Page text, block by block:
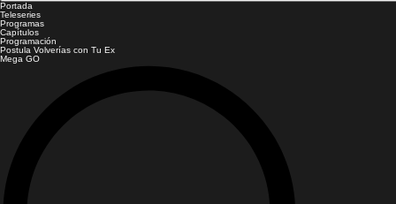
Portada
Teleseries
Programas
Capítulos
Programación
Postula Volverías con Tu Ex
Mega GO